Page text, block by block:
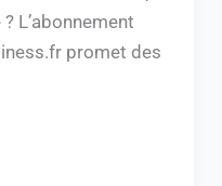
L’abonnement
promet des